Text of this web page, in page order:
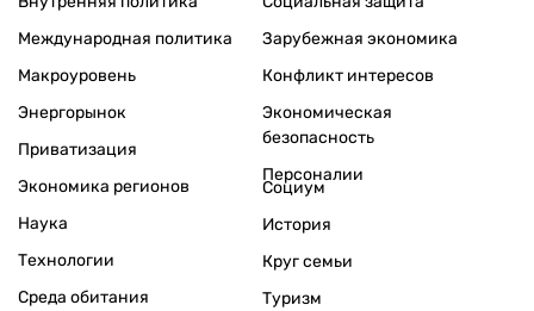
Международная политика
Макроуровень
Энергорынок
Приватизация
Экономика регионов
Зарубежная экономика
Конфликт интересов
Экономическая
безопасность
Персоналии
Наука
Технологии
Среда обитания
Социум
История
Круг семьи
Туризм